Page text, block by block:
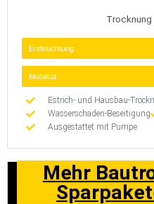
Trocknung
Entfeuchtung
Mobilität
Estrich- und Hausbau-
Wasserschaden-Beseitigung
Ausgestattet mit Pumpe
Mehr